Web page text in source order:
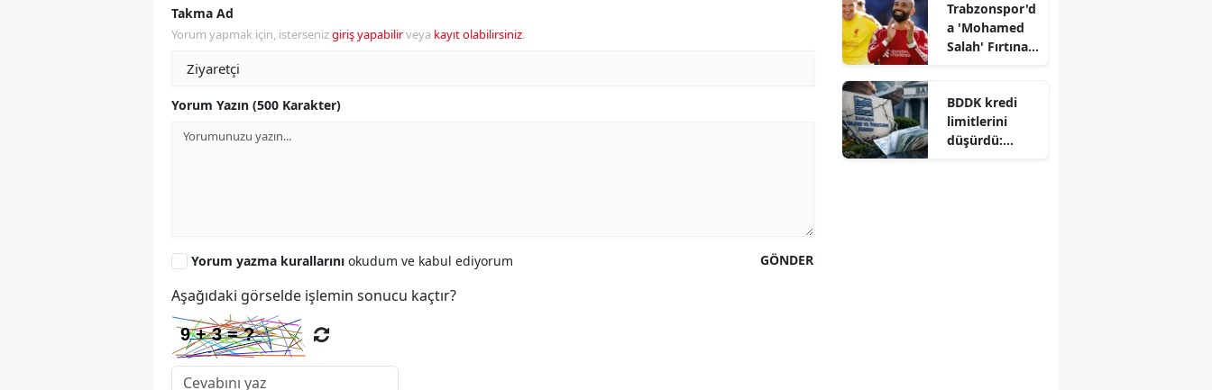
Takma Ad
Yorum yapmak için, istersenizgiriş yapabilirveya kayıt olabilirsiniz.
Yorum Yazın (500 Karakter)
GÖNDER
Yorum yazma kurallarını okudum ve kabul ediyorum
Aşağıdaki görselde işlemin sonucu kaçtır?
Trabzonspor'd
a 'Mohamed
Salah' Fırtınası
Salladı!
BDDK kredi
limitlerini
düşürdü: